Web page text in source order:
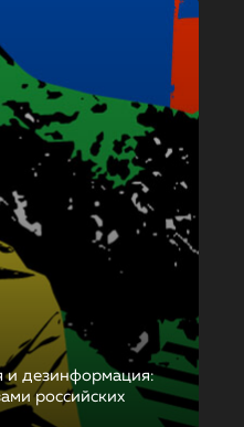
и дезинформация:
российских